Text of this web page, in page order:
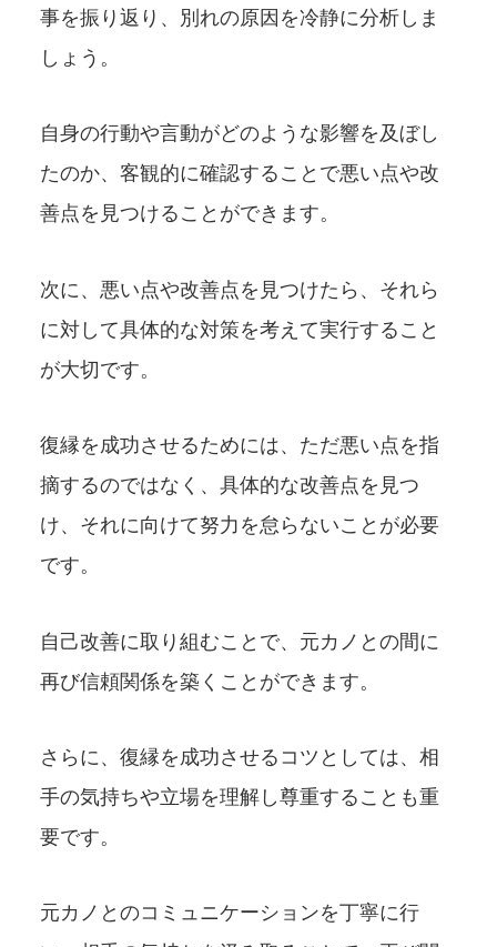
事を振り返り、別れの原因を冷静に分析しま
しょう。
自身の行動や言動がどのような影響を及ぼし
たのか、客観的に確認することで悪い点や改
善点を見つけることができます。
次に、悪い点や改善点を見つけたら、それら
に対して具体的な対策を考えて実行すること
が大切です。
復縁を成功させるためには、ただ悪い点を指
摘するのではなく、具体的な改善点を見つ
け、それに向けて努力を怠らないことが必要
です。
自己改善に取り組むことで、元カノとの間に
再び信頼関係を築くことができます。
さらに、復縁を成功させるコツとしては、相
手の気持ちや立場を理解し尊重することも重
要です。
元カノとのコミュニケーションを丁寧に行